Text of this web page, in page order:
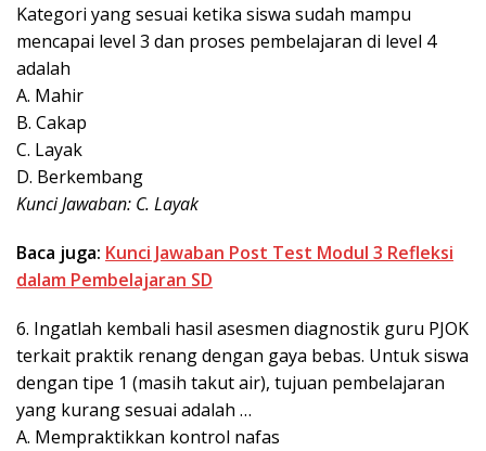
Kategori yang sesuai ketika siswa sudah mampu
mencapai level 3 dan proses pembelajaran di level 4
adalah
A. Mahir
B. Cakap
C. Layak
D. Berkembang
Kunci Jawaban: C. Layak
Baca juga: Kunci Jawaban Post Test Modul 3 Refleksi
dalam Pembelajaran SD
6. Ingatlah kembali hasil asesmen diagnostik guru PJOK
terkait praktik renang dengan gaya bebas. Untuk siswa
dengan tipe 1 (masih takut air), tujuan pembelajaran
yang kurang sesuai adalah …
A. Mempraktikkan kontrol nafas